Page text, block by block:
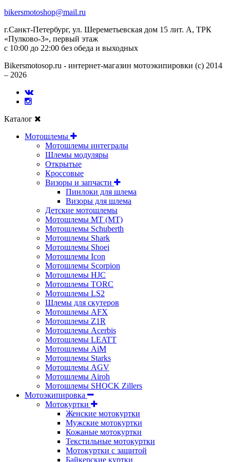
bikersmotoshop@mail.ru
г.Санкт-Петербург, ул. Шереметьевская дом 15 лит. А, ТРК
«Пулково-3», первый этаж
с 10:00 до 22:00 без обеда и выходных
Bikersmotosop.ru - интернет-магазин мотоэкипировки (c) 2014
– 2026
Каталог
Мотошлемы
Мотошлемы интегралы
Шлемы модуляры
Открытые
Кросcовые
Визоры и запчасти
Пинлоки для шлема
Визоры для шлема
Детские мотошлемы
Мотошлемы MT (МТ)
Мотошлемы Schuberth
Мотошлемы Shark
Мотошлемы Shoei
Мотошлемы Icon
Мотошлемы Scorpion
Мотошлемы HJC
Мотошлемы TORC
Мотошлемы LS2
Шлемы для скутеров
Мотошлемы AFX
Мотошлемы Z1R
Мотошлемы Acerbis
Мотошлемы LEATT
Мотошлемы AiM
Мотошлемы Starks
Мотошлемы AGV
Мотошлемы Airoh
Мотошлемы SHOCK Zillers
Мотоэкипировка
Мотокуртки
Женские мотокуртки
Мужские мотокуртки
Кожаные мотокуртки
Текстильные мотокуртки
Мотокуртки с защитой
Байкерские куртки